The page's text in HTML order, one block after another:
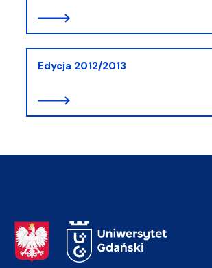
Edycja 2012/2013
Adres Rektoratu